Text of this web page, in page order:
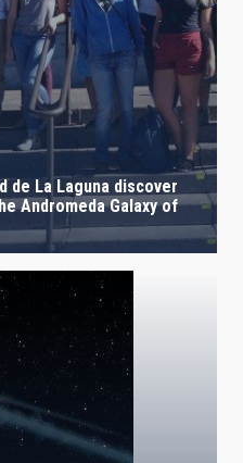
de La Laguna discover
Andromeda Galaxy of